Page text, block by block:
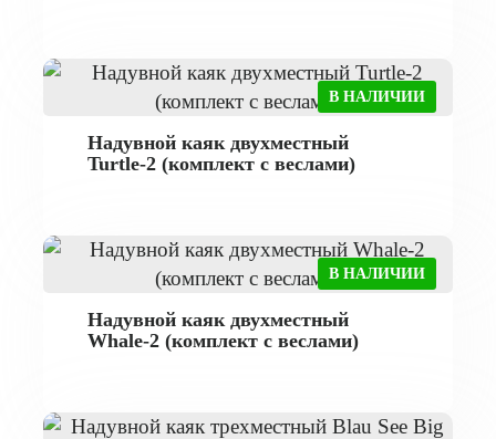
В НАЛИЧИИ
Надувной каяк двухместный
Turtle-2 (комплект с веслами)
В НАЛИЧИИ
Надувной каяк двухместный
Whale-2 (комплект с веслами)